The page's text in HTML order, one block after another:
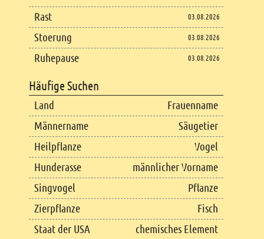
Rast 03.08.2026
Stoerung 03.08.2026
Ruhepause 03.08.2026
Häufige Suchen
Land
Frauenname
Männername
Säugetier
Heilpflanze
Vogel
Hunderasse
männlicher Vorname
Singvogel
Pflanze
Zierpflanze
Fisch
Staat der USA
chemisches Element